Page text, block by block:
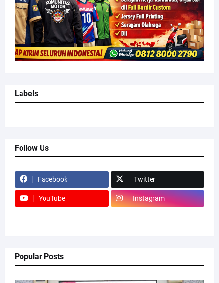
Labels
Follow Us
Facebook Twitter
YouTube Instagram
Popular Posts